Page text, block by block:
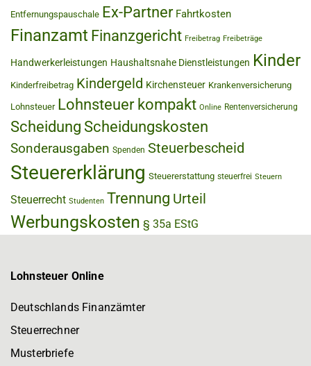
Entfernungspauschale Ex-Partner Fahrtkosten
Finanzamt Finanzgericht Freibetrag Freibeträge
Handwerkerleistungen Haushaltsnahe Dienstleistungen Kinder
Kinderfreibetrag Kindergeld Kirchensteuer Krankenversicherung
Lohnsteuer Lohnsteuer kompakt Online Rentenversicherung
Scheidung Scheidungskosten
Sonderausgaben Spenden Steuerbescheid
Steuererklärung Steuererstattung steuerfrei Steuern
Steuerrecht Studenten Trennung Urteil
Werbungskosten § 35a EStG
Lohnsteuer Online
Deutschlands Finanzämter
Steuerrechner
Musterbriefe